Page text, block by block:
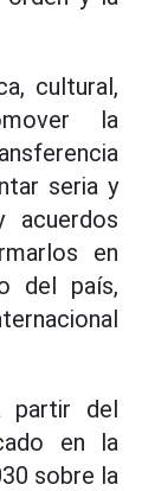
cultural,
la
seria y
acuerdos
en
del país,
partir del
en la
sobre la